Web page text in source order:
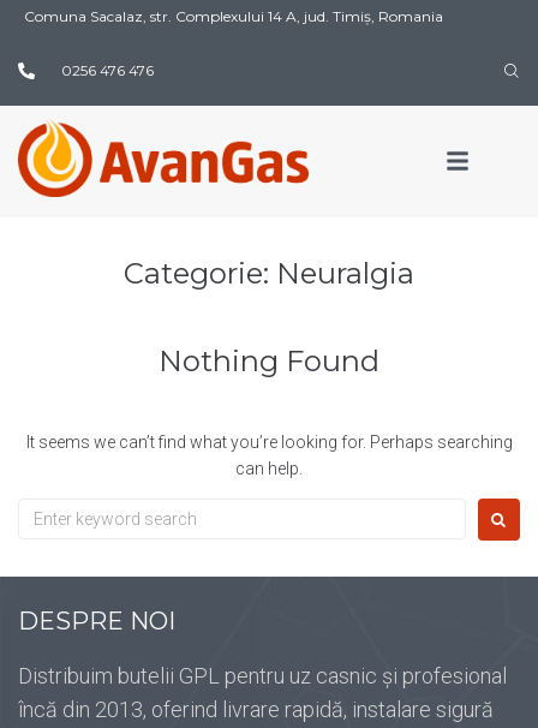
Comuna Sacalaz, str. Complexului 14 A, jud. Timiș, Romania
0256 476 476
Categorie: Neuralgia
Nothing Found
It seems we can’t find what you’re looking for. Perhaps searching
can help.
DESPRE NOI
Distribuim butelii GPL pentru uz casnic și profesional
încă din 2013, oferind livrare rapidă, instalare sigură